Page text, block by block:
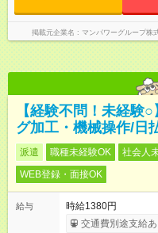
掲載元企業名 マンパワーグループ
【経験不問！未経験
グ加工・機械操作/日
派遣 職種未経験OK 社会人
WEB登録・面接OK
給与
時給1380円
交通費別途支給あ